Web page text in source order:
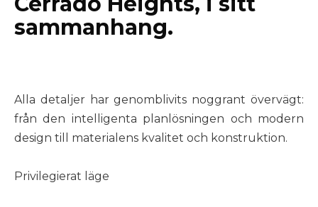
sammanhang.
Alla detaljer har genomblivits noggrant övervägt:
från den intelligenta planlösningen och modern
design till materialens kvalitet och konstruktion.
Privilegierat läge